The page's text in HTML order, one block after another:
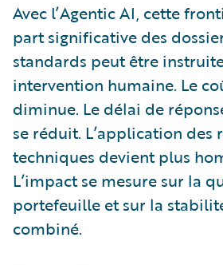
Avec l’Agentic AI, cette
part significative des
standards peut être
intervention humaine. Le
diminue. Le délai de
se réduit. L’application des
techniques devient plus
L’impact se mesure sur la
portefeuille et sur la
combiné.